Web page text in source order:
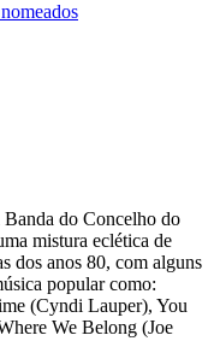
do Concelho do
mistura eclética de
dos anos 80, com alguns
popular como:
(Cyndi Lauper), You
We Belong (Joe